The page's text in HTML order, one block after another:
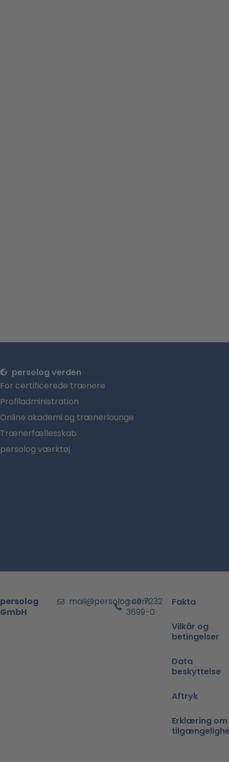
persolog verden
For certificerede trænere
Profiladministration
Online akademi og trænerlounge
Trænerfællesskab
persolog værktøj
persolog
GmbH
mail@persolog.com
+49 7232
3699-0
Fakta
Vilkår og
betingelser
Data
beskyttelse
Aftryk
Erklæring om